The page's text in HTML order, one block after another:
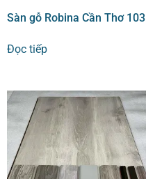
Sàn gỗ Robina Cần Thơ 103
Đọc tiếp